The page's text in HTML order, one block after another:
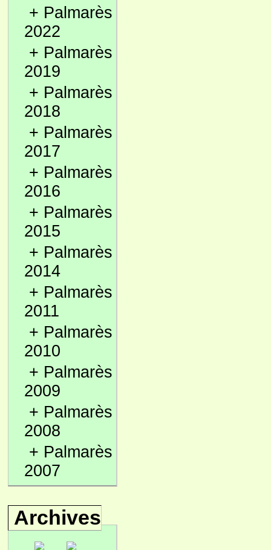
+ Palmarès
2022
+ Palmarès
2019
+ Palmarès
2018
+ Palmarès
2017
+ Palmarès
2016
+ Palmarès
2015
+ Palmarès
2014
+ Palmarès
2011
+ Palmarès
2010
+ Palmarès
2009
+ Palmarès
2008
+ Palmarès
2007
Archives